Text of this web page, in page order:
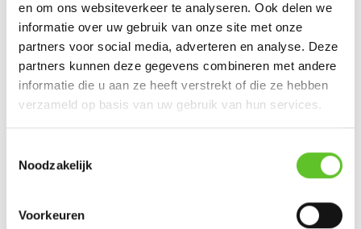
en om ons websiteverkeer te analyseren. Ook delen we
informatie over uw gebruik van onze site met onze
partners voor social media, adverteren en analyse. Deze
partners kunnen deze gegevens combineren met andere
informatie die u aan ze heeft verstrekt of die ze hebben
verzameld op basis van uw gebruik van hun services.
Noodzakelijk
Voorkeuren
3. KetCity
"Zoek het antwoord op vragen van Brusselse ketten over
hun stad."
-meer over deze opdracht